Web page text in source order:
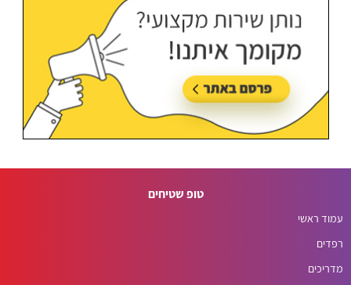
טופ שטיחים
עמוד ראשי
רפדים
מדריכים